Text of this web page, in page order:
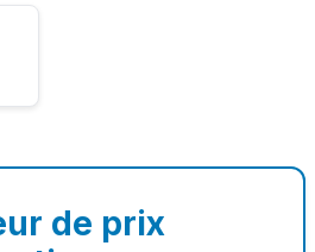
de prix